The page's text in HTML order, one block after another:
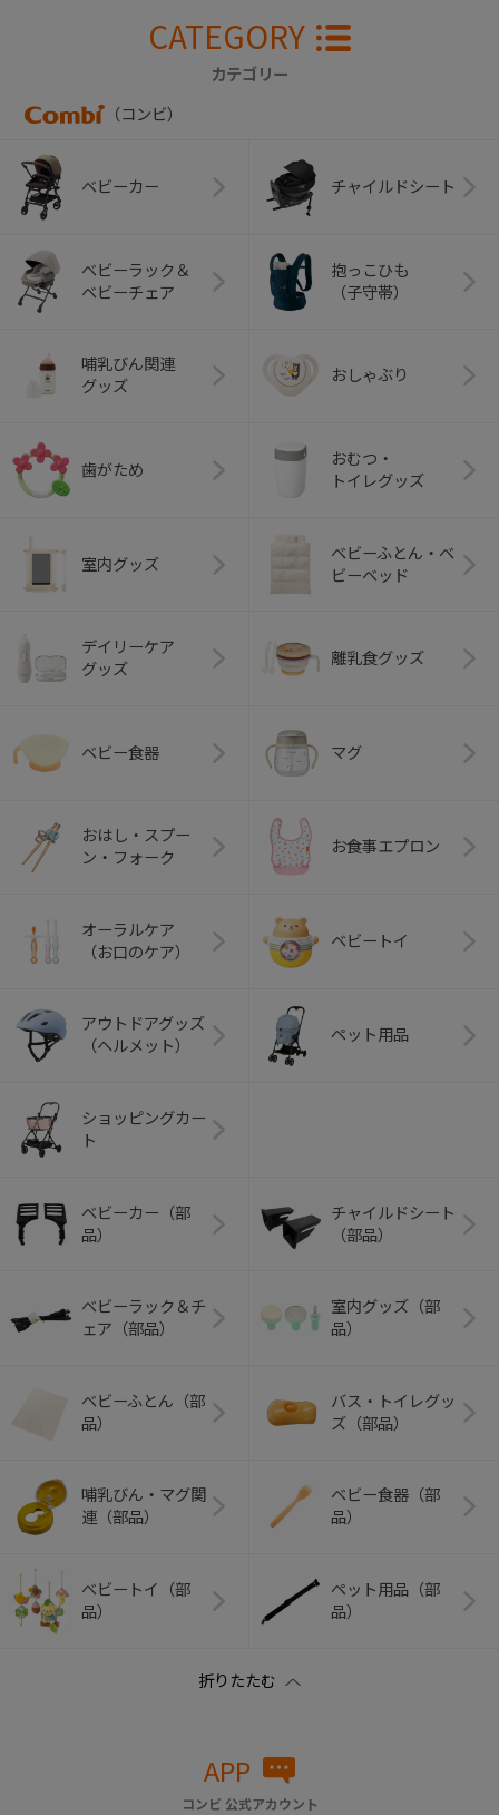
CATEGORY
カテゴリー
（コンビ）
ベビーカー チャイルドシート
ベビーラック＆
ベビーチェア
抱っこひも
（子守帯）
哺乳びん関連
グッズ
おしゃぶり
歯がため
おむつ・
トイレグッズ
室内グッズ
ベビーふとん・ベ
ビーベッド
デイリーケア
グッズ
離乳食グッズ
ベビー食器 マグ
おはし・スプー
ン・フォーク
お食事エプロン
オーラルケア
（お口のケア）
ベビートイ
アウトドアグッズ
（ヘルメット）
ペット用品
ショッピングカー
ト
ベビーカー（部
品）
チャイルドシート
（部品）
ベビーラック＆チ
ェア（部品）
室内グッズ（部
品）
ベビーふとん（部
品）
バス・トイレグッ
ズ（部品）
哺乳びん・マグ関
連（部品）
ベビー食器（部
品）
ベビートイ（部
品）
ペット用品（部
品）
APP
コンビ 公式アカウント